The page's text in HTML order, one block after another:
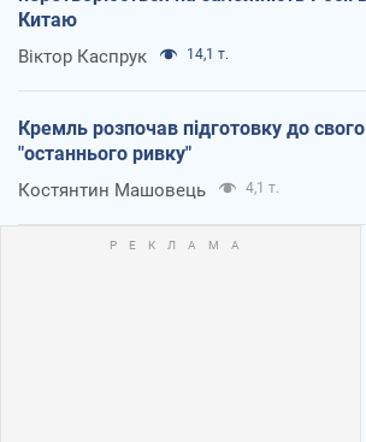
Китаю
Віктор Каспрук 14,1 т.
Кремль розпочав підготовку до свого
"останнього ривку"
Костянтин Машовець 4,1 т.